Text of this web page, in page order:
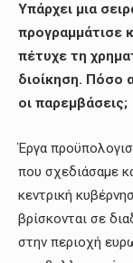
Υπάρχει μια
προγραμμάτισε
πέτυχε τη
διοίκηση. Πόσο
οι παρεμβάσεις;
Έργα
που σχεδιάσαμε
κεντρική
βρίσκονται σε
στην περιοχή